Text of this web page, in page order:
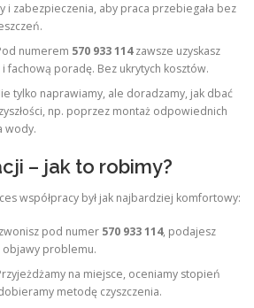
i zabezpieczenia, aby praca przebiegała bez
numerem 570 933 114zawsze uzyskasz
fachową poradę. Bez ukrytych kosztów.
tylko naprawiamy, ale doradzamy, jak dbać
np. poprzez montaż odpowiednich
wody.
– jak to robimy?
współpracy był jak najbardziej komfortowy:
pod numer 570 933 114, podajesz
objawy problemu.
na miejsce, oceniamy stopień
metodę czyszczenia.